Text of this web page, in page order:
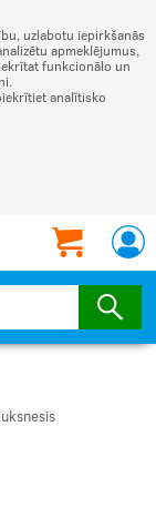
uzlabotu iepirkšanās
apmeklējumus,
funkcionālo un
analītisko